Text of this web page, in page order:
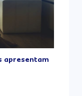
apresentam